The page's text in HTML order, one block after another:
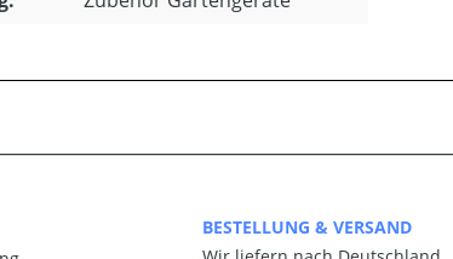
BESTELLUNG & VERSAND